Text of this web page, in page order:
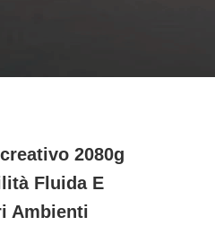
2080g
Fluida E
Ambienti